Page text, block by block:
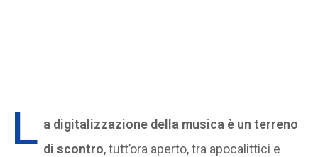
L a digitalizzazione della musica è un terreno
di scontro, tutt’ora aperto, tra apocalittici e